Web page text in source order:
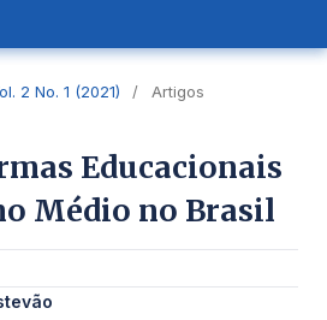
2 No. 1 (2021) / Artigos
Educacionais
Médio no Brasil